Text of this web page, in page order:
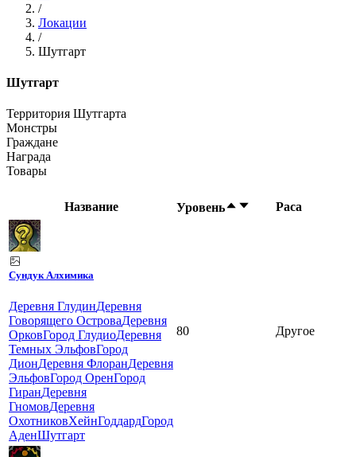
/
Локации
/
Шутгарт
Шутгарт
Территория Шутгарта
Монстры
Граждане
Награда
Товары
Название Уровень Раса
Сундук Алхимика
Деревня ГлудинДеревня
Говорящего ОстроваДеревня
ОрковГород ГлудиоДеревня
Темных ЭльфовГород
ДионДеревня ФлоранДеревня
ЭльфовГород ОренГород
ГиранДеревня
ГномовДеревня
ОхотниковХейнГоддардГород
АденШутгарт
80 Другое